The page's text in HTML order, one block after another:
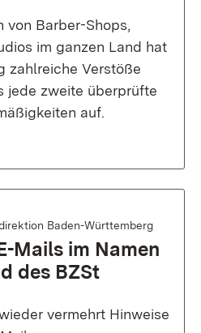
von Barber-Shops,
im ganzen Land hat
zahlreiche Verstöße
jede zweite überprüfte
auf.
Baden-Württemberg
Mails im Namen
des BZSt
vermehrt Hinweise